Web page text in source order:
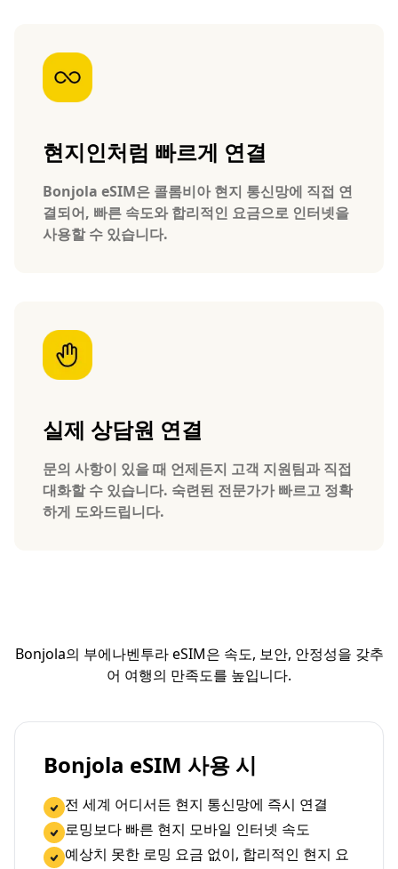
현지인처럼 빠르게 연결
Bonjola eSIM은 콜롬비아 현지 통신망에 직접 연
결되어, 빠른 속도와 합리적인 요금으로 인터넷을
사용할 수 있습니다.
실제 상담원 연결
문의 사항이 있을 때 언제든지 고객 지원팀과 직접
대화할 수 있습니다. 숙련된 전문가가 빠르고 정확
하게 도와드립니다.
Bonjola의 부에나벤투라 eSIM은 속도, 보안, 안정성을 갖추
어 여행의 만족도를 높입니다.
Bonjola eSIM 사용 시
전 세계 어디서든 현지 통신망에 즉시 연결
로밍보다 빠른 현지 모바일 인터넷 속도
예상치 못한 로밍 요금 없이, 합리적인 현지 요